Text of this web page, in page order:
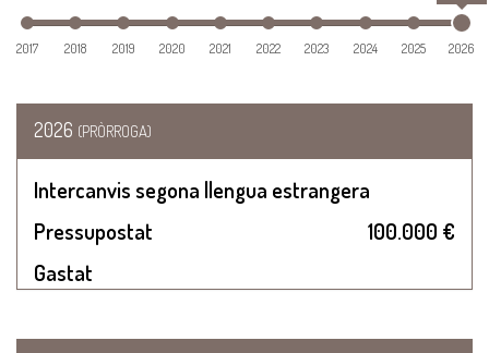
2017 2018 2019 2020 2021 2022 2023 2024 2025 2026
2026 (PRÒRROGA)
Intercanvis segona llengua estrangera
Pressupostat
100.000 €
Gastat